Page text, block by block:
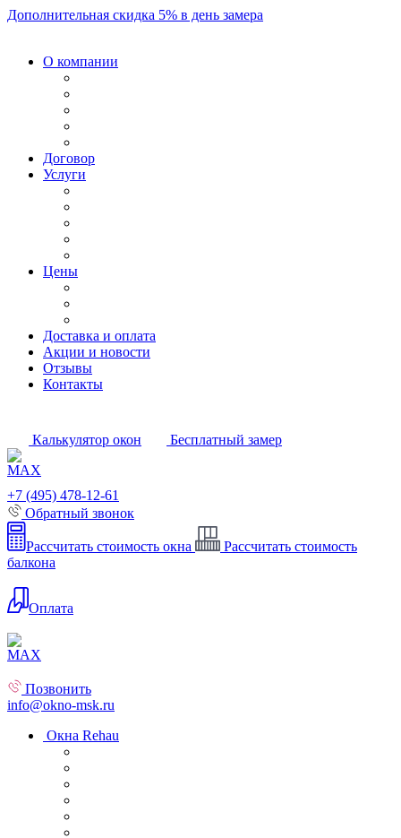
Дополнительная скидка 5% в день замера
О компании
Договор
Услуги
Цены
Доставка и оплата
Акции и новости
Отзывы
Контакты
Калькулятор окон Бесплатный замер
+7 (495) 478-12-61
Обратный звонок
Рассчитать стоимость окна
Рассчитать стоимость
балкона
Оплата
Позвонить
info@okno-msk.ru
Окна Rehau